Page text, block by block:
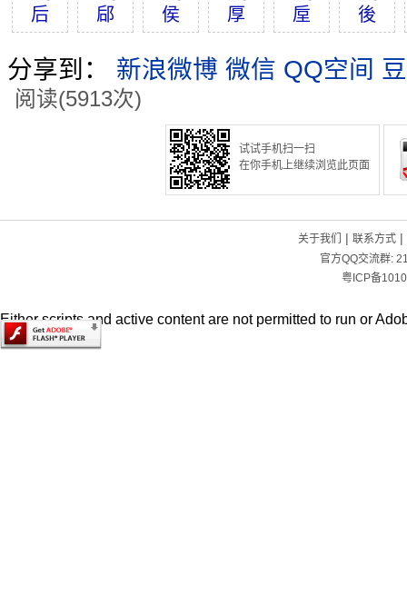
后 郈 侯 厚 垕 後
分享到： 新浪微博 微信 QQ空间
阅读(5913次)
试试手机扫一扫
在你手机上继续浏览此页面
关于我们 | 联系方式|
官方QQ交流群:
粤ICP备
Either scripts and active content are not permitted to run or